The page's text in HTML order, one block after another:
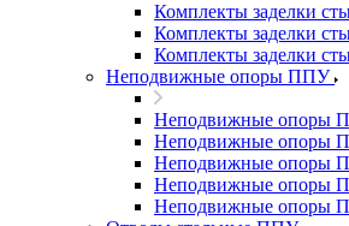
Комплекты заделки
Комплекты заделки
Комплекты заделки
Неподвижные опоры ППУ
Неподвижные опоры
Неподвижные опоры
Неподвижные опоры
Неподвижные опоры
Неподвижные опоры